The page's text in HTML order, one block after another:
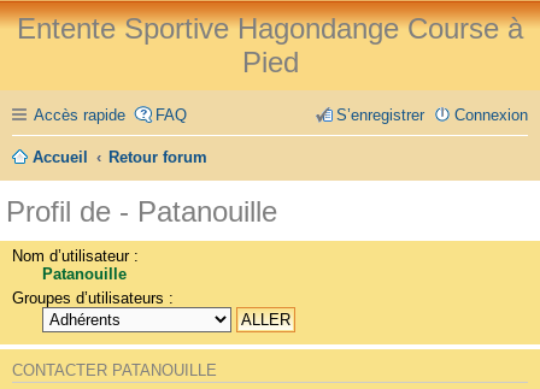
Entente Sportive Hagondange Course à
Pied
Accès rapide FAQ Connexion
S’enregistrer
Accueil Retour forum
Profil de - Patanouille
Nom d’utilisateur :
Patanouille
Groupes d’utilisateurs :
CONTACTER PATANOUILLE